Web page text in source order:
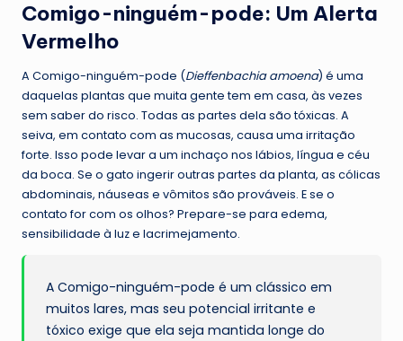
Comigo-ninguém-pode: Um Alerta
Vermelho
A Comigo-ninguém-pode (Dieffenbachia amoena) é uma
daquelas plantas que muita gente tem em casa, às vezes
sem saber do risco. Todas as partes dela são tóxicas. A
seiva, em contato com as mucosas, causa uma irritação
forte. Isso pode levar a um inchaço nos lábios, língua e céu
da boca. Se o gato ingerir outras partes da planta, as cólicas
abdominais, náuseas e vômitos são prováveis. E se o
contato for com os olhos? Prepare-se para edema,
sensibilidade à luz e lacrimejamento.
A Comigo-ninguém-pode é um clássico em
muitos lares, mas seu potencial irritante e
tóxico exige que ela seja mantida longe do